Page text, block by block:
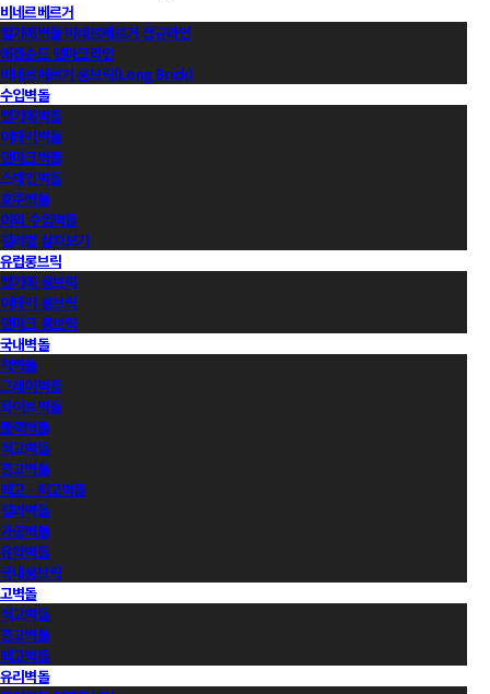
비네르베르거
벨기에벽돌 비네르베르거 정규라인
에겐순드 덴마크라인
비네르베르거 롱브릭(Long Brick)
수입벽돌
벨기에벽돌
이태리벽돌
덴마크벽돌
스페인벽돌
호주벽돌
이외 수입벽돌
컬러별 살펴보기
유럽롱브릭
벨기에 롱브릭
이태리 롱브릭
덴마크 롱브릭
국내벽돌
적벽돌
그레이벽돌
화이트벽돌
블랙벽돌
적고벽돌
청고벽돌
백고ㆍ회고벽돌
컬러벽돌
가공벽돌
유약벽돌
국내롱브릭
고벽돌
적고벽돌
청고벽돌
백고벽돌
유리벽돌